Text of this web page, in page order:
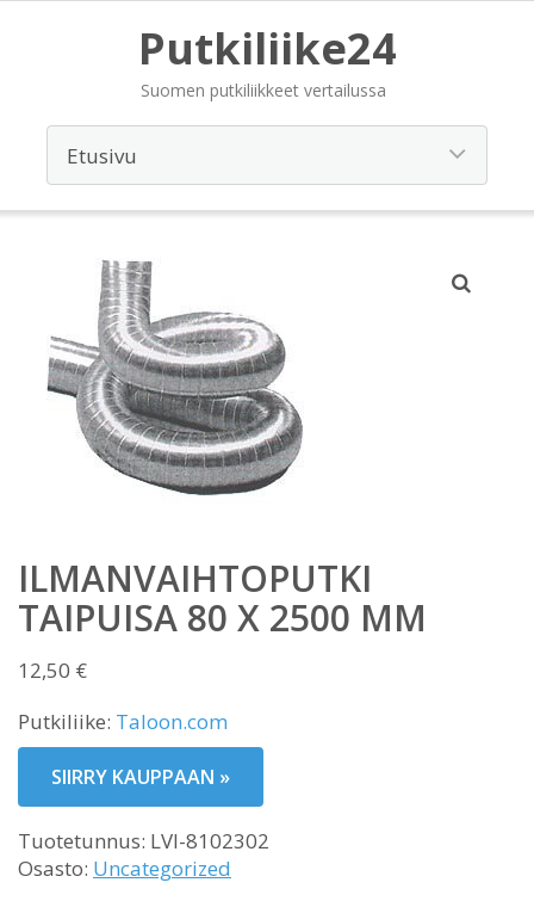
Putkiliike24
Suomen putkiliikkeet vertailussa
ILMANVAIHTOPUTKI
TAIPUISA 80 X 2500 MM
12,50 €
Putkiliike: Taloon.com
SIIRRY KAUPPAAN »
Tuotetunnus: LVI-8102302
Osasto: Uncategorized